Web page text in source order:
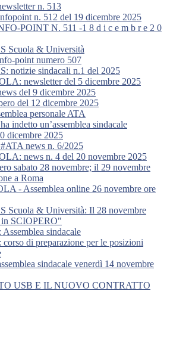
n. 513
n. 512 del 19 dicembre 2025
POINT N. 511 -1 8 d i c e m b r e 2 0
Scuola & Università
point numero 507
notizie sindacali n.1 del 2025
newsletter del 5 dicembre 2025
del 9 dicembre 2025
del 12 dicembre 2025
personale ATA
indetto un’assemblea sindacale
dicembre 2025
news n. 6/2025
news n. 4 del 20 novembre 2025
sabato 28 novembre; il 29 novembre
a Roma
- Assemblea online 26 novembre ore
Scuola & Università: Il 28 novembre
SCIOPERO"
sindacale
di preparazione per le posizioni
sindacale venerdì 14 novembre
USB E IL NUOVO CONTRATTO